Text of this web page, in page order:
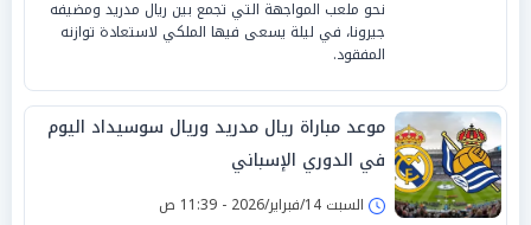
نحو ملعب المواجهة التي تجمع بين ريال مدريد ومضيفه
جيرونا، في ليلة يسعى فيها الملكي لاستعادة توازنه
المفقود.
موعد مباراة ريال مدريد وريال سوسيداد اليوم
في الدوري الإسباني
السبت 14/فبراير/2026 - 11:39 ص